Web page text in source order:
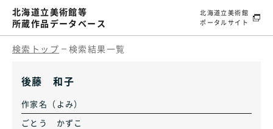
北海道立美術館等
所蔵作品データベース
北海道立美術館
ポータルサイト
検索トップ 検索結果一覧
後藤 和子
作家名（よみ）
ごとう かずこ